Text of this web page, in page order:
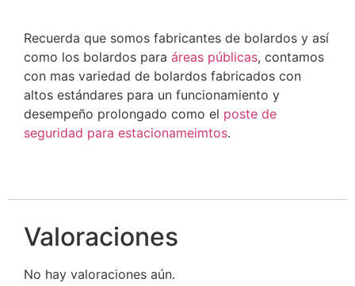
Recuerda que somos fabricantes de bolardos y así
como los bolardos para áreas públicas, contamos
con mas variedad de bolardos fabricados con
altos estándares para un funcionamiento y
desempeño prolongado como el poste de
seguridad para estacionameimtos.
Valoraciones
No hay valoraciones aún.